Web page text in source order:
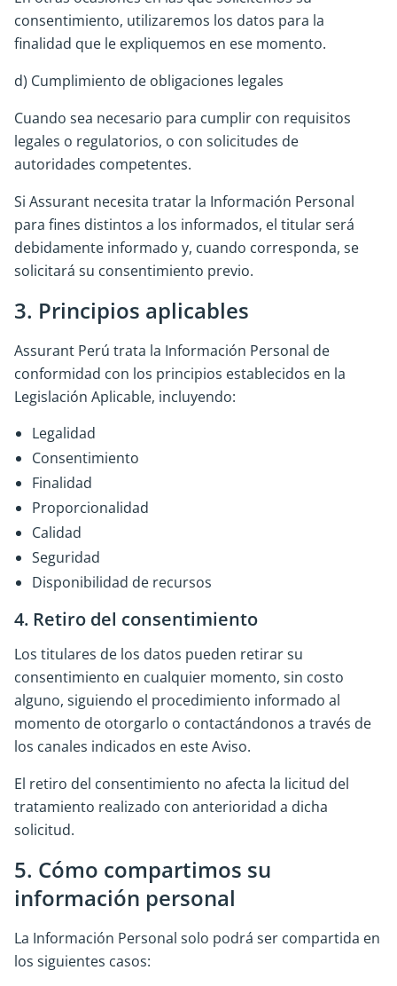
consentimiento, utilizaremos los datos para la
finalidad que le expliquemos en ese momento.
d) Cumplimiento de obligaciones legales
Cuando sea necesario para cumplir con requisitos
legales o regulatorios, o con solicitudes de
autoridades competentes.
Si Assurant necesita tratar la Información Personal
para fines distintos a los informados, el titular será
debidamente informado y, cuando corresponda, se
solicitará su consentimiento previo.
3. Principios aplicables
Assurant Perú trata la Información Personal de
conformidad con los principios establecidos en la
Legislación Aplicable, incluyendo:
Legalidad
Consentimiento
Finalidad
Proporcionalidad
Calidad
Seguridad
Disponibilidad de recursos
4. Retiro del consentimiento
Los titulares de los datos pueden retirar su
consentimiento en cualquier momento, sin costo
alguno, siguiendo el procedimiento informado al
momento de otorgarlo o contactándonos a través de
los canales indicados en este Aviso.
El retiro del consentimiento no afecta la licitud del
tratamiento realizado con anterioridad a dicha
solicitud.
5. Cómo compartimos su
información personal
La Información Personal solo podrá ser compartida en
los siguientes casos: